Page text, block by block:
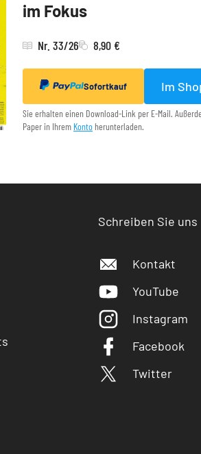
im Fokus
Nr. 33/26 8,90 €
Sofortkauf Im
Sie erhalten einen Download-Link per E-Mail.
Paper in Ihrem Konto herunterladen.
Schreiben Sie uns
Kontakt
YouTube
Instagram
Facebook
Twitter